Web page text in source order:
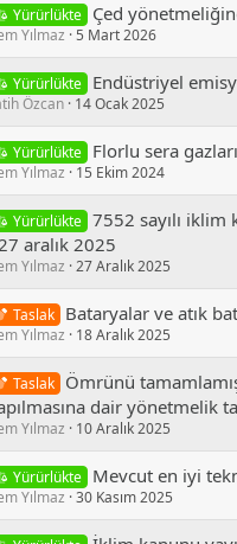
Yürürlükte Çed
Yılmaz 5 Mart 2026
Yürürlükte Endüstriyel
Özcan 14 Ocak 2025
Yürürlükte Florlu sera
Yılmaz 15 Ekim 2024
Yürürlükte 7552 sayılı i̇klim
aralık 2025
Yılmaz 27 Aralık 2025
Taslak Bataryalar ve atık
Yılmaz 18 Aralık 2025
Taslak Ömrünü
dair yönetmelik
Yılmaz 10 Aralık 2025
Yürürlükte Mevcut en i̇yi
Yılmaz 30 Kasım 2025